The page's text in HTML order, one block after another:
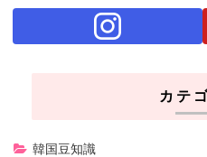
カテ
韓国豆知識